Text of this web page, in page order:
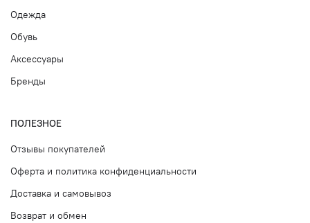
Одежда
Обувь
Аксессуары
Бренды
ПОЛЕЗНОЕ
Отзывы покупателей
Оферта и политика конфиденциальности
Доставка и самовывоз
Возврат и обмен